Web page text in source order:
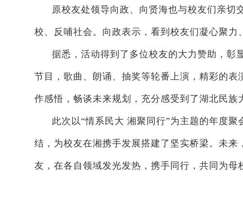
原校友处领导向政、向贤海也与校友们亲切
校、反哺社会。向政表示，看到校友们凝心聚力
据悉，活动得到了多位校友的大力赞助，彰
节目，歌曲、朗诵、抽奖等轮番上演，精彩的
作感悟，畅谈未来规划，充分感受到了湖北民族
此次以“情系民大 湘聚同行”为主题的年度
结，为校友在湘携手发展搭建了坚实桥梁。未
友，在各自领域发光发热，携手同行，共同为母